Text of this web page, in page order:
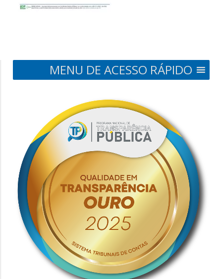
MENU DE ACESSO RÁPIDO